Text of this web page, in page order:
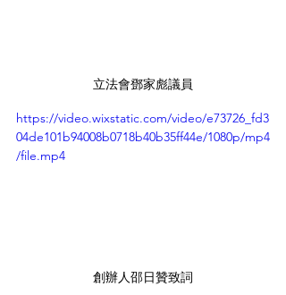
立法會鄧家彪議員
https://video.wixstatic.com/video/e73726_fd3
04de101b94008b0718b40b35ff44e/1080p/mp4
/file.mp4
創辦人邵日贊致詞